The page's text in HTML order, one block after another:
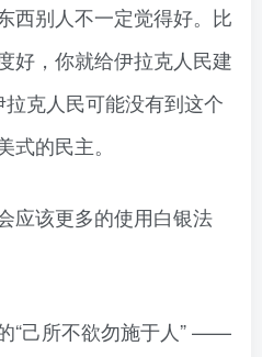
西别人不一定觉得好。比
好，你就给伊拉克人民建
克人民可能没有到这个
的民主。
应该更多的使用白银法
“己所不欲勿施于人” ——